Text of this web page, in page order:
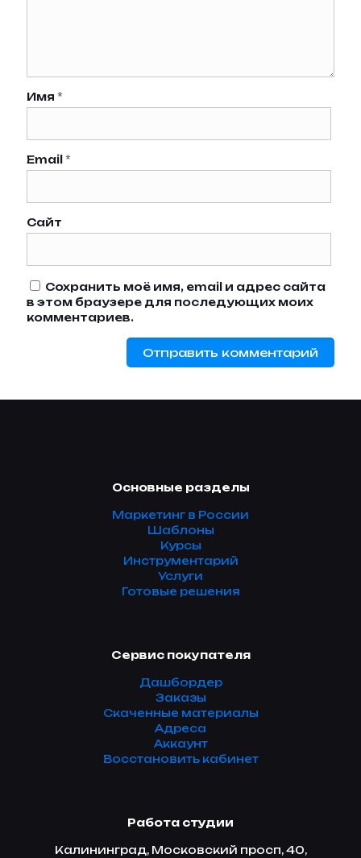
Имя *
Email *
Сайт
Сохранить моё имя, email и адрес сайта
в этом браузере для последующих моих
комментариев.
Основные разделы
Маркетинг в России
Шаблоны
Курсы
Инструментарий
Услуги
Готовые решения
Сервис покупателя
Дашбордер
Заказы
Скаченные материалы
Адреса
Аккаунт
Восстановить кабинет
Работа студии
Калининград, Московский просп, 40,